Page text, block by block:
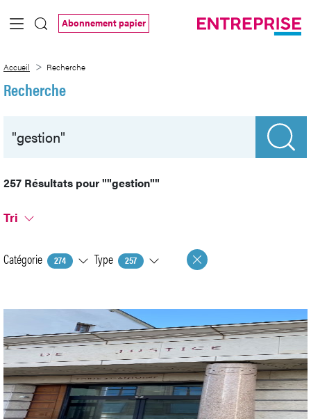
Saut au contenu principal
Abonnement papier
Accueil Recherche
Recherche
257 Résultats pour""gestion""
Tri
Catégorie 274 Type 257